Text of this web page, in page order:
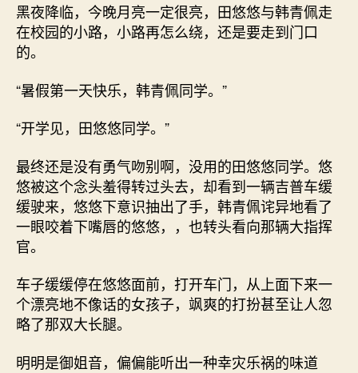
黑夜降临，今晚月亮一定很亮，田悠悠与韩青佩走
在校园的小路，小路再怎么绕，还是要走到门口
的。
“暑假第一天快乐，韩青佩同学。”
“开学见，田悠悠同学。”
最终还是没有勇气吻别啊，没用的田悠悠同学。悠
悠被这个念头羞得转过头去，却看到一辆吉普车缓
缓驶来，悠悠下意识抽出了手，韩青佩诧异地看了
一眼咬着下嘴唇的悠悠，，也转头看向那辆大指挥
官。
车子缓缓停在悠悠面前，打开车门，从上面下来一
个漂亮地不像话的女孩子，飒爽的打扮甚至让人忽
略了那双大长腿。
明明是御姐音，偏偏能听出一种幸灾乐祸的味道